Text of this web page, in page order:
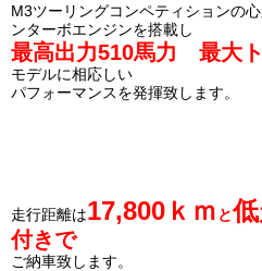
M3ツーリングコンペティションの
ンターボエンジンを搭載し
最高出力510馬力 最大
モデルに相応しい
パフォーマンスを発揮致します。
走行距離は17,800 ｋｍ と
付きで
ご納車致します。